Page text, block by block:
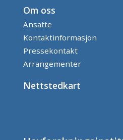
Om oss
Ansatte
Kontaktinformasjon
Pressekontakt
Arrangementer
Nettstedkart